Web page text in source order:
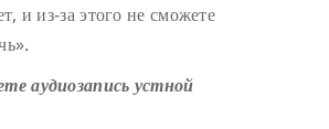
и из-за этого не сможете
аудиозапись устной